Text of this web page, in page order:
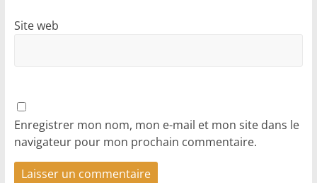
Site web
Enregistrer mon nom, mon e-mail et mon site dans le
navigateur pour mon prochain commentaire.